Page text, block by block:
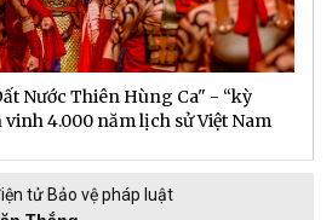
Nước Thiên Hùng Ca" - “kỳ
4.000 năm lịch sử Việt Nam
tử Bảo vệ pháp luật